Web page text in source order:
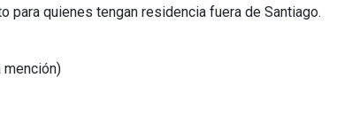
para quienes tengan residencia fuera de Santiago.
mención)